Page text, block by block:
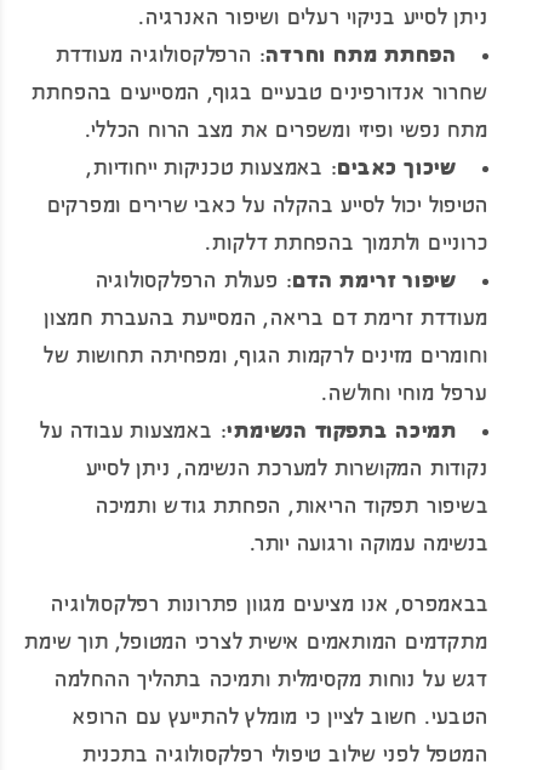
ניתן לסייע בניקוי רעלים ושיפור האנרגיה.
הפחתת מתח וחרדה: הרפלקסולוגיה מעודדת
שחרור אנדורפינים טבעיים בגוף, המסייעים בהפחתת
מתח נפשי ופיזי ומשפרים את מצב הרוח הכללי.
שיכוך כאבים: באמצעות טכניקות ייחודיות,
הטיפול יכול לסייע בהקלה על כאבי שרירים ומפרקים
כרוניים ולתמוך בהפחתת דלקות.
שיפור זרימת הדם: פעולת הרפלקסולוגיה
מעודדת זרימת דם בריאה, המסייעת בהעברת חמצון
וחומרים מזינים לרקמות הגוף, ומפחיתה תחושות של
ערפל מוחי וחולשה.
תמיכה בתפקוד הנשימתי: באמצעות עבודה על
נקודות המקושרות למערכת הנשימה, ניתן לסייע
בשיפור תפקוד הריאות, הפחתת גודש ותמיכה
בנשימה עמוקה ורגועה יותר.
בבאמפרס, אנו מציעים מגוון פתרונות רפלקסולוגיה
מתקדמים המותאמים אישית לצרכי המטופל, תוך שימת
דגש על נוחות מקסימלית ותמיכה בתהליך ההחלמה
הטבעי. חשוב לציין כי מומלץ להתייעץ עם הרופא
המטפל לפני שילוב טיפולי רפלקסולוגיה בתכנית